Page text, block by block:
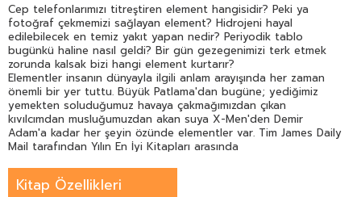
Cep telefonlarımızı titreştiren element hangisidir? Peki ya
fotoğraf çekmemizi sağlayan element? Hidrojeni hayal
edilebilecek en temiz yakıt yapan nedir? Periyodik tablo
bugünkü haline nasıl geldi? Bir gün gezegenimizi terk etmek
zorunda kalsak bizi hangi element kurtarır?
Elementler insanın dünyayla ilgili anlam arayışında her zaman
önemli bir yer tuttu. Büyük Patlama'dan bugüne; yediğimiz
yemekten soluduğumuz havaya çakmağımızdan çıkan
kıvılcımdan musluğumuzdan akan suya X-Men'den Demir
Adam'a kadar her şeyin özünde elementler var. Tim James Daily
Mail tarafından Yılın En İyi Kitapları arasında
ders kitabı sıkıcılığından kurtarıyor ve evrenle
ilgili neredeyse bütün sorularımızı cevaplıyor. Bizi hem bildiğimiz
Kitap Özellikleri